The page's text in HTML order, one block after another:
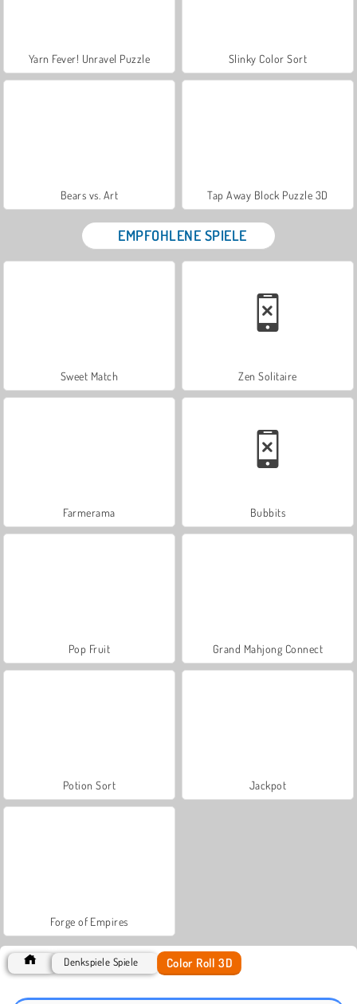
Yarn Fever! Unravel Puzzle Slinky Color Sort
Bears vs. Art Tap Away Block Puzzle 3D
EMPFOHLENE SPIELE
Sweet Match Zen Solitaire
Farmerama Bubbits
Pop Fruit Grand Mahjong Connect
Potion Sort Jackpot
Forge of Empires
Denkspiele Spiele Color Roll 3D